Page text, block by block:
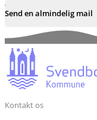
Send en almindelig mail
Kontakt os